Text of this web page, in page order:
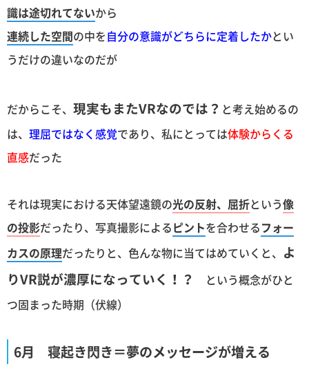
識は途切れてないから
連続した空間の中を自分の意識がどちらに定着したかとい
うだけの違いなのだが
だからこそ、 現実もまたVRなのでは？ と考え始めるの
は、 理屈ではなく感覚であり、私にとっては体験からくる
直感だった
それは現実における天体望遠鏡の光の反射、屈折という像
の投影だったり、写真撮影によるピントを合わせるフォー
カスの原理だったりと、色んな物に当てはめていくと、 よ
りVR説が濃厚になっていく！？
という概念がひと
つ固まった時期（伏線）
6月 寝起き閃き＝夢のメッセージが増える